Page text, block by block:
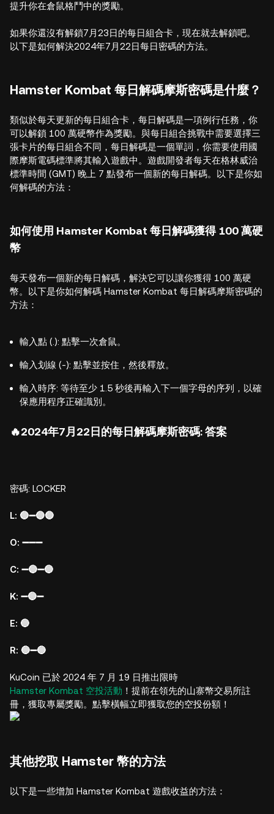
提升你在倉鼠格鬥中的獎勵。
如果你還沒有解鎖7月23日的每日組合卡，現在就去解鎖吧。
以下是如何解決2024年7月22日每日密碼的方法。
Hamster Kombat 每日解碼摩斯密碼是什麼？
類似於每天更新的每日組合卡，每日解碼是一項例行任務，你
可以解鎖 100 萬硬幣作為獎勵。與每日組合挑戰中需要選擇三
張卡片的每日組合不同，每日解碼是一個單詞，你需要使用國
際摩斯電碼標準將其輸入遊戲中。遊戲開發者每天在格林威治
標準時間 (GMT) 晚上 7 點發布一個新的每日解碼。以下是你如
何解碼的方法：
如何使用 Hamster Kombat 每日解碼獲得 100 萬硬
幣
每天發布一個新的每日解碼，解決它可以讓你獲得 100 萬硬
幣。以下是你如何解碼 Hamster Kombat 每日解碼摩斯密碼的
方法：
輸入點 (.): 點擊一次倉鼠。
輸入划線 (-): 點擊並按住，然後釋放。
輸入時序: 等待至少 1.5 秒後再輸入下一個字母的序列，以確
保應用程序正確識別。
🔥2024年7月22日的每日解碼摩斯密碼: 答案
密碼: LOCKER
L: 🔵➖🔵🔵
O: ➖➖➖
C: ➖🔵➖🔵
K: ➖🔵➖
E: 🔵
R: 🔵➖🔵
KuCoin 已於 2024 年 7 月 19 日推出限時
Hamster Kombat 空投活動 ！提前在領先的山寨幣交易所註
冊，獲取專屬獎勵。點擊橫幅立即獲取您的空投份額！
其他挖取 Hamster 幣的方法
以下是一些增加 Hamster Kombat 遊戲收益的方法：